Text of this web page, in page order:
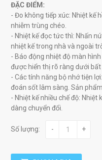
ĐẶC ĐIỂM:
- Đo không tiếp xúc: Nhiệt kế
nhiễm trùng chéo.
- Nhiệt kế đọc tức thì: Nhấn
nhiệt kế trong nhà và ngoài
- Báo động nhiệt độ màn
được hiển thị rõ ràng dưới bất
- Các tính năng bộ nhớ tiện
đoán sốt lâm sàng. Sản
- Nhiệt kế nhiều chế độ:
dàng chuyển đổi.
Số lượng: - +